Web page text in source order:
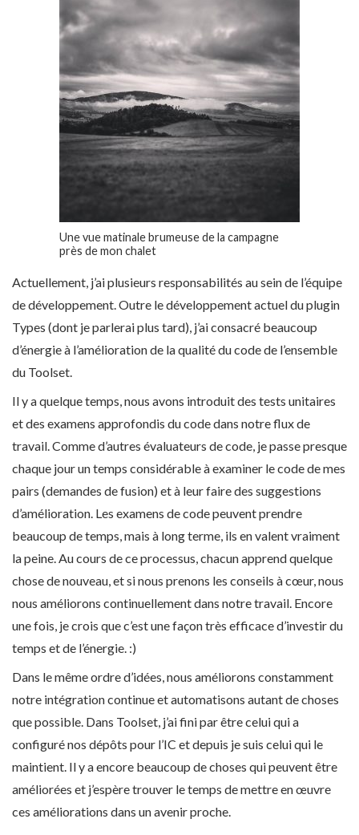
Une vue matinale brumeuse de la campagne
près de mon chalet
Actuellement, j’ai plusieurs responsabilités au sein de l’équipe
de développement. Outre le développement actuel du plugin
Types (dont je parlerai plus tard), j’ai consacré beaucoup
d’énergie à l’amélioration de la qualité du code de l’ensemble
du Toolset.
Il y a quelque temps, nous avons introduit des tests unitaires
et des examens approfondis du code dans notre flux de
travail. Comme d’autres évaluateurs de code, je passe presque
chaque jour un temps considérable à examiner le code de mes
pairs (demandes de fusion) et à leur faire des suggestions
d’amélioration. Les examens de code peuvent prendre
beaucoup de temps, mais à long terme, ils en valent vraiment
la peine. Au cours de ce processus, chacun apprend quelque
chose de nouveau, et si nous prenons les conseils à cœur, nous
nous améliorons continuellement dans notre travail. Encore
une fois, je crois que c’est une façon très efficace d’investir du
temps et de l’énergie. :)
Dans le même ordre d’idées, nous améliorons constamment
notre intégration continue et automatisons autant de choses
que possible. Dans Toolset, j’ai fini par être celui qui a
configuré nos dépôts pour l’IC et depuis je suis celui qui le
maintient. Il y a encore beaucoup de choses qui peuvent être
améliorées et j’espère trouver le temps de mettre en œuvre
ces améliorations dans un avenir proche.